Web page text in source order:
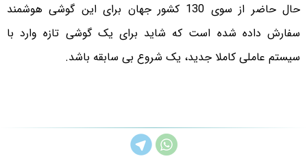
حال حاضر از سوی 130 کشور جهان برای این گوشی هوشمند
سفارش داده شده است که شاید برای یک گوشی تازه وارد با
سیستم عاملی کاملا جدید، یک شروع بی سابقه باشد.